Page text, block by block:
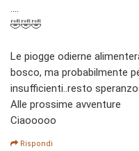
....
🤣🤣🤣
Le piogge odierne
bosco, ma probabilmente
insufficienti..resto
Alle prossime avventure
Ciaooooo
Rispondi